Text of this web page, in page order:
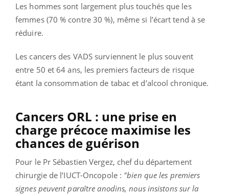
Les hommes sont largement plus touchés que les
femmes (70 % contre 30 %), même si l’écart tend à se
réduire.
Les cancers des VADS surviennent le plus souvent
entre 50 et 64 ans, les premiers facteurs de risque
étant la consommation de tabac et d’alcool chronique.
Cancers ORL : une prise en
charge précoce maximise les
chances de guérison
Pour le Pr Sébastien Vergez, chef du département
chirurgie de l’IUCT-Oncopole : "bien que les premiers
signes peuvent paraître anodins, nous insistons sur la